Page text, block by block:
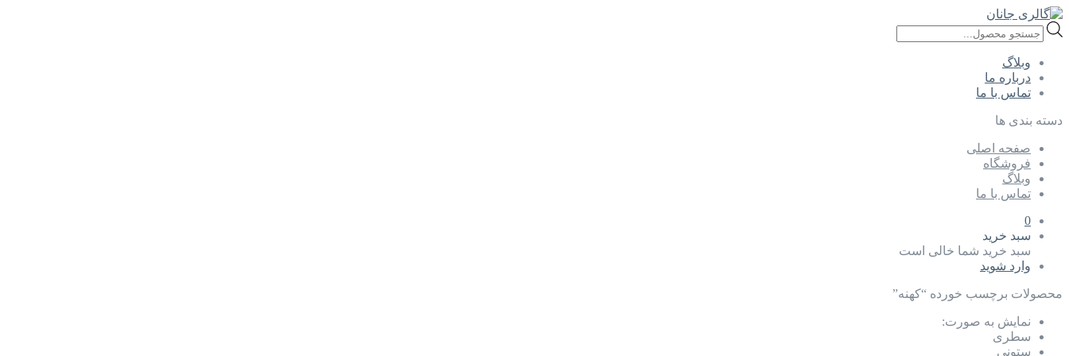
Products
search
وبلاگ
درباره ما
تماس با ما
دسته بندی ها
صفحه اصلی
فروشگاه
وبلاگ
تماس با ما
0
سبد خرید
سبد خرید شما خالی است
وارد شوید
محصولات برچسب خورده “کهنه”
نمایش به صورت:
سطری
ستونی